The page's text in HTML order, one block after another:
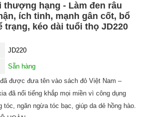
thượng hạng - Làm đen râu
ích tinh, mạnh gân cốt, bổ
trạng, kéo dài tuổi thọ JD220
JD220
Sẵn hàng
được đưa tên vào sách đỏ Việt Nam –
đã nổi tiếng khắp mọi miền vì công dụng
ngăn ngừa tóc bạc, giúp da dẻ hồng hào.